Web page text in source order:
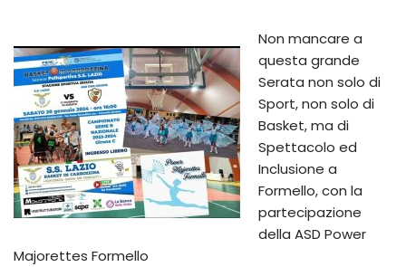
Non mancare a
questa grande
Serata non solo di
Sport, non solo di
Basket, ma di
Spettacolo ed
Inclusione a
Formello, con la
partecipazione
della ASD Power
Majorettes Formello